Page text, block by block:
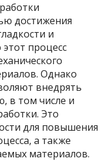
достижения
и
процесс
Однако
внедрять
в том числе и
Это
для повышения
а также
материалов.